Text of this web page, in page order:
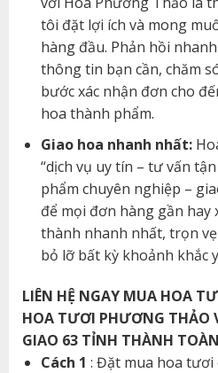
tôi đặt lợi ích và mong
hàng đầu. Phản hồi
thông tin bạn cần, chăm
bước xác nhận đơn cho
hoa thành phẩm.
Giao hoa nhanh nhất:
“dịch vụ uy tín – tư vấn
phẩm chuyên nghiệp –
để mọi đơn hàng gần hay
thành nhanh nhất, trọn
bỏ lỡ bất kỳ khoảnh khắc
LIÊN HỆ NGAY MUA HOA
HOA TƯƠI PHƯƠNG THẢO
GIAO 63 TỈNH THÀNH
Cách 1 : Đặt mua hoa tươi